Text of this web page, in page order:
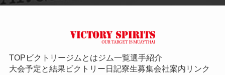
TOP ビクトリージムとはジム一覧選手紹介
大会予定と結果ビクトリー日記寮生募集会社案内 リンク